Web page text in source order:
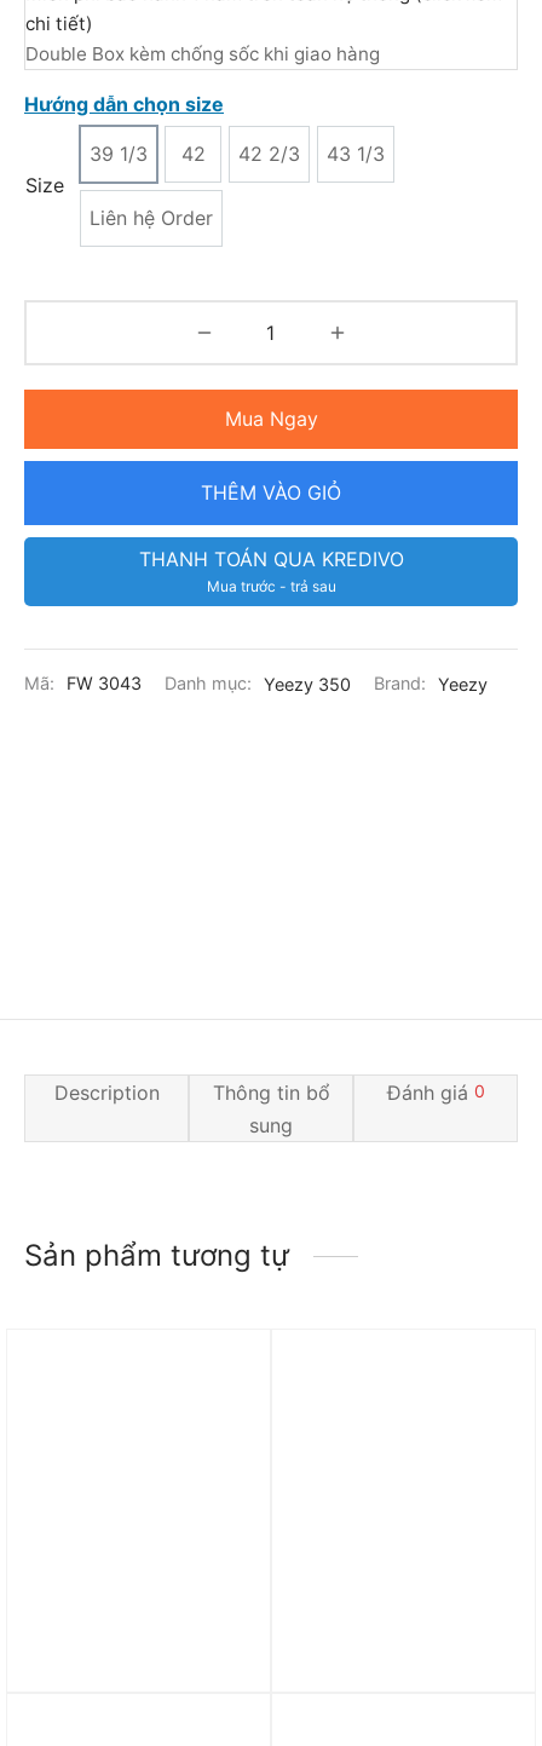
chi tiết)
Double Box kèm chống sốc khi giao hàng
Hướng dẫn chọn size
Size
39 1/3 42 42 2/3 43 1/3
Liên hệ Order
Mua Ngay
THÊM VÀO GIỎ
THANH TOÁN QUA KREDIVO
Mua trước - trả sau
Mã: FW 3043 Danh mục: Yeezy 350 Brand: Yeezy
Description
Thông tin bổ
sung
Đánh giá 0
Sản phẩm tương tự